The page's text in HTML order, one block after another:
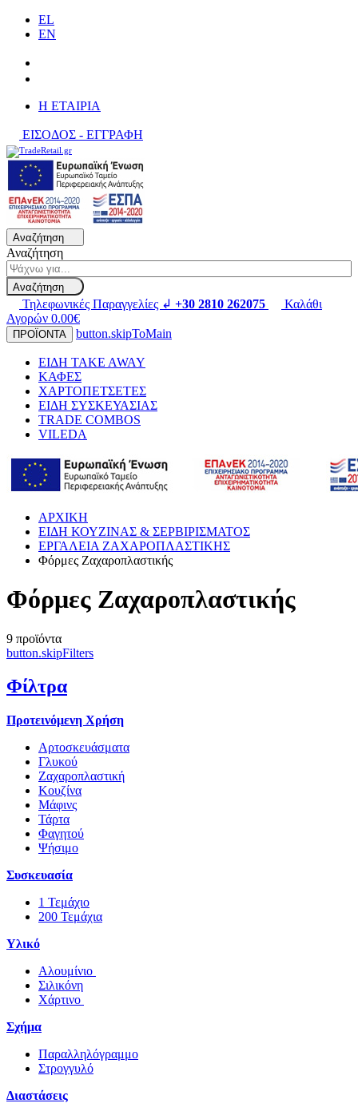
EL
EN
H ΕΤΑΙΡΙΑ
ΕΙΣΟΔΟΣ - ΕΓΓΡΑΦΗ
Αναζήτηση
Αναζήτηση
Αναζήτηση
Τηλεφωνικές Παραγγελίες ↲ +30 2810 262075
Καλάθι
Αγορών 0.00€
ΠΡΟΪΟΝΤΑ button.skipToMain
ΕΙΔΗ TAKE AWAY
ΚΑΦΕΣ
ΧΑΡΤΟΠΕΤΣΕΤΕΣ
ΕΙΔΗ ΣΥΣΚΕΥΑΣΙΑΣ
TRADE COMBOS
VILEDA
ΑΡΧΙΚΗ
ΕΙΔΗ ΚΟΥΖΙΝΑΣ & ΣΕΡΒΙΡΙΣΜΑΤΟΣ
ΕΡΓΑΛΕΙΑ ΖΑΧΑΡΟΠΛΑΣΤΙΚΗΣ
Φόρμες Ζαχαροπλαστικής
Φόρμες Ζαχαροπλαστικής
9 προϊόντα
button.skipFilters
Φίλτρα
Προτεινόμενη Χρήση
Αρτοσκευάσματα
Γλυκού
Ζαχαροπλαστική
Κουζίνα
Μάφινς
Τάρτα
Φαγητού
Ψήσιμο
Συσκευασία
1 Τεμάχιο
200 Τεμάχια
Υλικό
Αλουμίνιο
Σιλικόνη
Χάρτινο
Σχήμα
Παραλληλόγραμμο
Στρογγυλό
Διαστάσεις